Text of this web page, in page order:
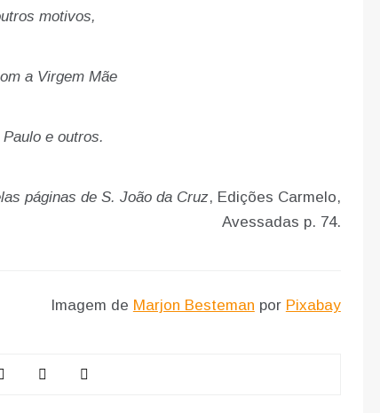
motivos,
a Virgem Mãe
e outros.
páginas de S. João da Cruz, Edições Carmelo,
Avessadas p. 74.
Imagem de Marjon Besteman por Pixabay